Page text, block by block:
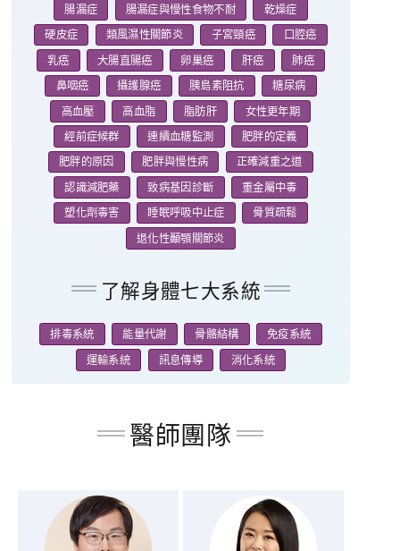
腸漏症 腸漏症與慢性食物不耐 乾燥症
硬皮症 類風濕性關節炎 子宮頸癌 口腔癌
乳癌 大腸直腸癌 卵巢癌 肝癌 肺癌
鼻咽癌 攝護腺癌 胰島素阻抗 糖尿病
高血壓 高血脂 脂肪肝 女性更年期
經前症候群 連續血糖監測 肥胖的定義
肥胖的原因 肥胖與慢性病 正確減重之道
認識減肥藥 致病基因診斷 重金屬中毒
塑化劑毒害 睡眠呼吸中止症 骨質疏鬆
退化性顳顎關節炎
了解身體七大系統
排毒系統 能量代謝 骨骼結構 免疫系統
運輸系統 訊息傳導 消化系統
醫師團隊